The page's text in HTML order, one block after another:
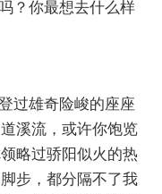
？你最想去什么样
过雄奇险峻的座座
溪流，或许你饱览
略过骄阳似火的热
步，都分隔不了我